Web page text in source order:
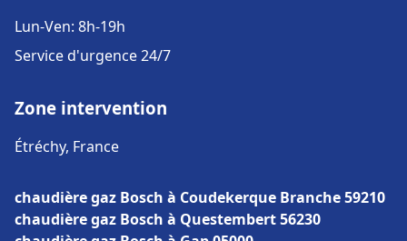
Lun-Ven: 8h-19h
Service d'urgence 24/7
Zone intervention
Étréchy, France
chaudière gaz Bosch à Coudekerque Branche 59210
chaudière gaz Bosch à Questembert 56230